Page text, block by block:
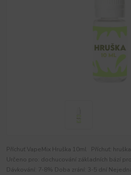
Příchuť VapeMix Hruška 10ml Příchuť:
Určeno pro: dochucování základních bází
Dávkování: 7-8% Doba zrání: 3-5 dní